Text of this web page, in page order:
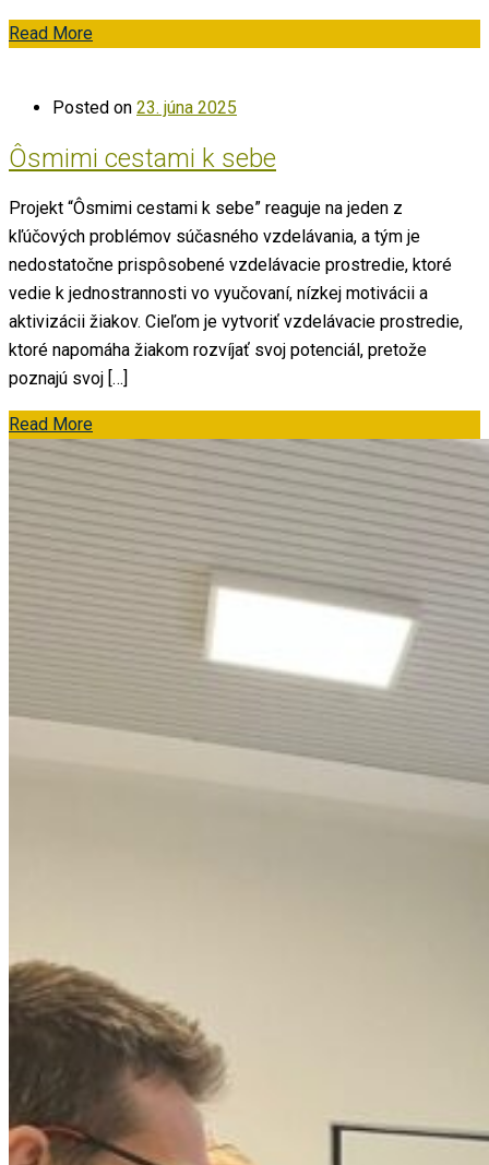
Read More
Posted on 23. júna 2025
Ôsmimi cestami k sebe
Projekt “Ôsmimi cestami k sebe” reaguje na jeden z
kľúčových problémov súčasného vzdelávania, a tým je
nedostatočne prispôsobené vzdelávacie prostredie, ktoré
vedie k jednostrannosti vo vyučovaní, nízkej motivácii a
aktivizácii žiakov. Cieľom je vytvoriť vzdelávacie prostredie,
ktoré napomáha žiakom rozvíjať svoj potenciál, pretože
poznajú svoj […]
Read More